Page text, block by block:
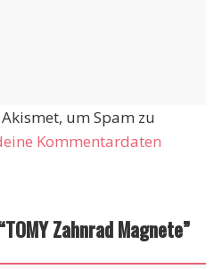
um Spam zu
Kommentardaten
TOMY Zahnrad Magnete”